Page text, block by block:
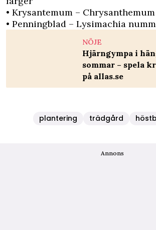
• Krysantemum –
• Penningblad – Lysimachia
NÖJE
Hjärngympa i
sommar – spela
på allas.se
plantering trädgård
Annons